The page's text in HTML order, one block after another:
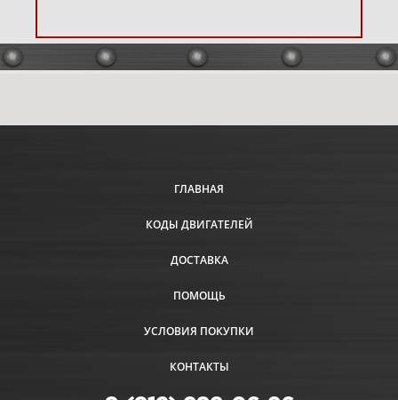
4 Пружины регулятора,
тормоз маховика 10C902-0115-
5 Коленвал 10C902-0115-01
ГЛАВНАЯ
КОДЫ ДВИГАТЕЛЕЙ
ДОСТАВКА
ПОМОЩЬ
УСЛОВИЯ ПОКУПКИ
КОНТАКТЫ